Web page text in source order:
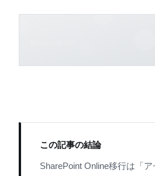
この記事の結論
SharePoint Online移行は「